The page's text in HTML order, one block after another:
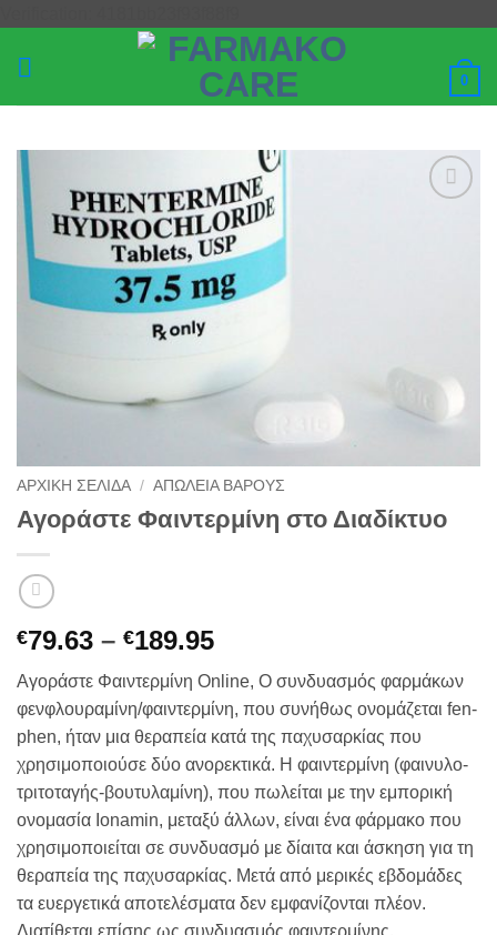
στο
περιεχόμενο
0
ΑΡΧΙΚΉ ΣΕΛΊΔΑ / ΑΠΏΛΕΙΑ ΒΆΡΟΥΣ
Αγοράστε Φαιντερμίνη στο Διαδίκτυο
€79.63 – €189.95Price
€79.63
through
€189.95
Αγοράστε Φαιντερμίνη Online, Ο συνδυασμός φαρμάκων
φενφλουραμίνη/φαιντερμίνη, που συνήθως ονομάζεται fen-
phen, ήταν μια θεραπεία κατά της παχυσαρκίας που
χρησιμοποιούσε δύο ανορεκτικά. Η φαιντερμίνη (φαινυλο-
τριτοταγής-βουτυλαμίνη), που πωλείται με την εμπορική
ονομασία Ionamin, μεταξύ άλλων, είναι ένα φάρμακο που
χρησιμοποιείται σε συνδυασμό με δίαιτα και άσκηση για τη
θεραπεία της παχυσαρκίας. Μετά από μερικές εβδομάδες
τα ευεργετικά αποτελέσματα δεν εμφανίζονται πλέον.
Διατίθεται επίσης ως συνδυασμός φαιντερμίνης.